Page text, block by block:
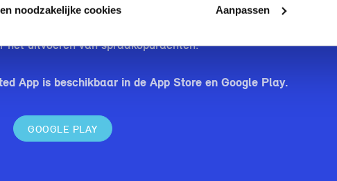
noodzakelijke cookies Aanpassen
geluidssysteem. Bovendien heb je eenvoudig toegang tot
van je favoriete streamingdiensten zoals Spotify. En
het uitvoeren van spraakopdrachten.
App is beschikbaar in de App Store en Google Play.
GOOGLE PLAY